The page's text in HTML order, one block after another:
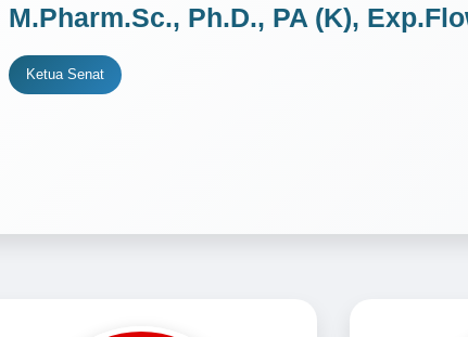
M.Pharm.Sc., Ph.D., PA (K),
Ketua Senat